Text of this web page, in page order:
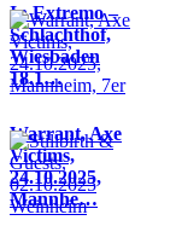
In Extremo –
Schlachthof,
Wiesbaden
18.1…
Warrant, Axe
Victims,
24.10.2025,
Mannhe…